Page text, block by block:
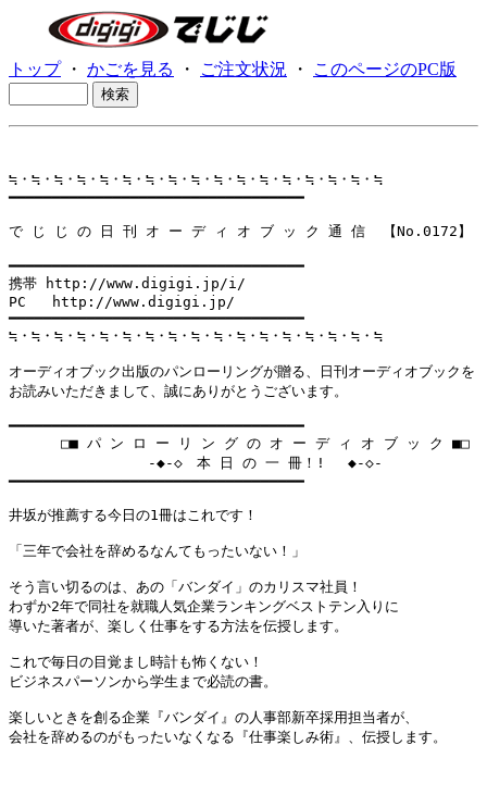
トップ・ かごを見る ・ ご注文状況 ・ このページのPC版
≒・≒・≒・≒・≒・≒・≒・≒・≒・≒・≒・≒・≒・≒・≒・≒・≒
━━━━━━━━━━━━━━━━━━━━━━━━━━━━━━━━━━
で じ じ の 日 刊 オ ー デ ィ オ ブ ッ ク 通 信  【No.0172】
━━━━━━━━━━━━━━━━━━━━━━━━━━━━━━━━━━
携帯 http://www.digigi.jp/i/
PC   http://www.digigi.jp/
━━━━━━━━━━━━━━━━━━━━━━━━━━━━━━━━━━
≒・≒・≒・≒・≒・≒・≒・≒・≒・≒・≒・≒・≒・≒・≒・≒・≒
オーディオブック出版のパンローリングが贈る、日刊オーディオブックを
お読みいただきまして、誠にありがとうございます。
━━━━━━━━━━━━━━━━━━━━━━━━━━━━━━━━━━
      □■ パ ン ロ ー リ ン グ の オ ー デ ィ オ ブ ッ ク ■□
                -◆-◇　本 日 の 一 冊！! 　◆-◇-
━━━━━━━━━━━━━━━━━━━━━━━━━━━━━━━━━━
井坂が推薦する今日の1冊はこれです！
「三年で会社を辞めるなんてもったいない！」
そう言い切るのは、あの「バンダイ」のカリスマ社員！
わずか2年で同社を就職人気企業ランキングベストテン入りに
導いた著者が、楽しく仕事をする方法を伝授します。
これで毎日の目覚まし時計も怖くない！
ビジネスパーソンから学生まで必読の書。
楽しいときを創る企業『バンダイ』の人事部新卒採用担当者が、
会社を辞めるのがもったいなくなる『仕事楽しみ術』、伝授します。